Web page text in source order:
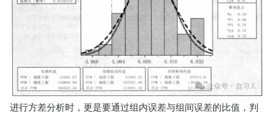
进行方差分析时，更是要通过组内误差与组间误差的比值，判